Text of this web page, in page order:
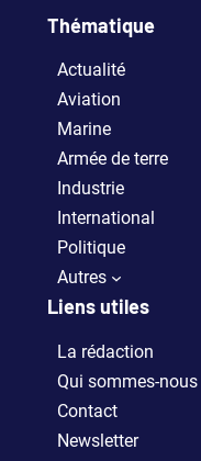
Thématique
Actualité
Aviation
Marine
Armée de terre
Industrie
International
Politique
Autres
Liens utiles
La rédaction
Qui sommes-nous
Contact
Newsletter